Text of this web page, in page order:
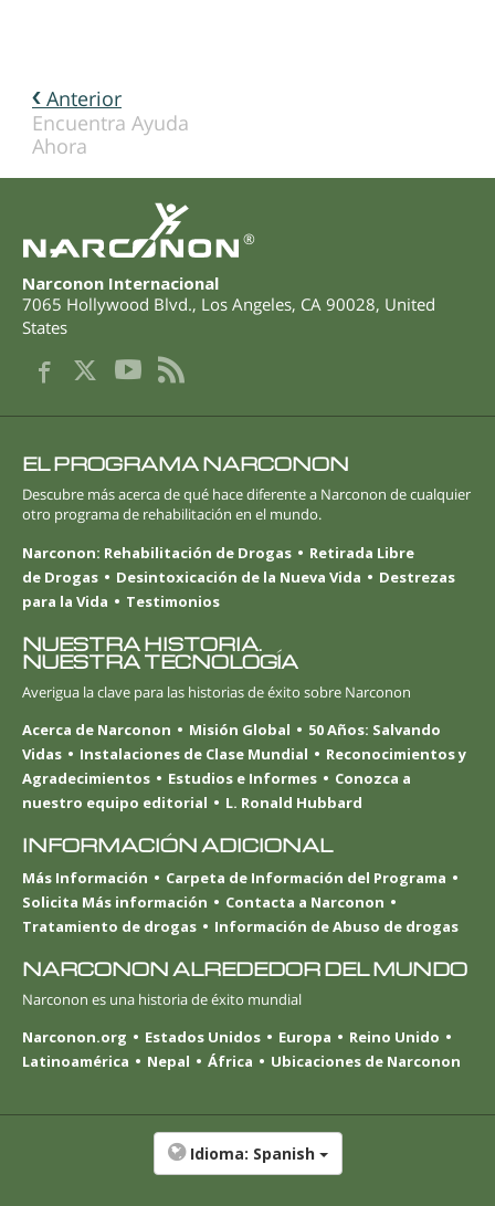
Anterior
Encuentra Ayuda
Ahora
®
Narconon Internacional
7065 Hollywood Blvd., Los Angeles, CA 90028, United
States
EL PROGRAMA NARCONON
Descubre más acerca de qué hace diferente a Narconon de cualquier
otro programa de rehabilitación en el mundo.
Narconon: Rehabilitación de Drogas
Retirada Libre
de Drogas
Desintoxicación de la Nueva Vida
Destrezas
para la Vida
Testimonios
NUESTRA HISTORIA.
NUESTRA TECNOLOGÍA
Averigua la clave para las historias de éxito sobre Narconon
Acerca de Narconon
Misión Global
50 Años: Salvando
Vidas
Instalaciones de Clase Mundial
Reconocimientos y
Agradecimientos
Estudios e Informes
Conozca a
nuestro equipo editorial
L. Ronald Hubbard
INFORMACIÓN ADICIONAL
Más Información
Carpeta de Información del Programa
Solicita Más información
Contacta a Narconon
Tratamiento de drogas
Información de Abuso de drogas
NARCONON ALREDEDOR DEL MUNDO
Narconon es una historia de éxito mundial
Narconon.org
Estados Unidos Europa
Reino Unido
Latinoamérica
Nepal África Ubicaciones de Narconon
Idioma: Spanish